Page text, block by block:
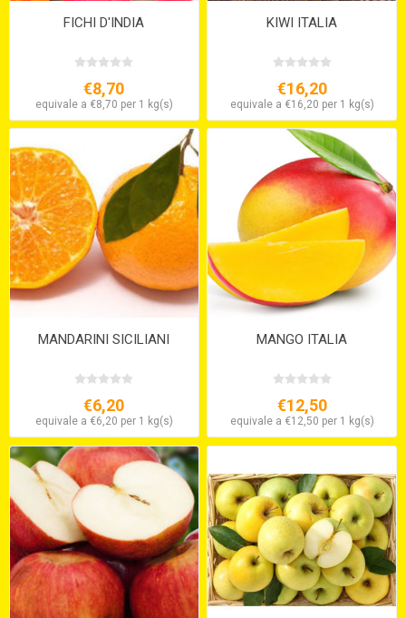
FICHI D'INDIA
€8,70
equivale a €8,70 per 1 kg(s)
KIWI ITALIA
€16,20
equivale a €16,20 per 1 kg(s)
MANDARINI SICILIANI
€6,20
equivale a €6,20 per 1 kg(s)
MANGO ITALIA
€12,50
equivale a €12,50 per 1 kg(s)